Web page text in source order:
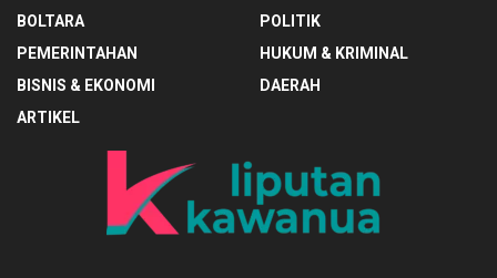
BOLTARA
POLITIK
PEMERINTAHAN
HUKUM & KRIMINAL
BISNIS & EKONOMI
DAERAH
ARTIKEL